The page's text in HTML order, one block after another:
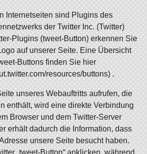
Internetseiten sind Plugins des
der Twitter Inc. (Twitter)
Plugins (tweet-Button) erkennen Sie
auf unserer Seite. Eine Übersicht
Buttons finden Sie hier
resources/buttons) .
unseres Webauftritts aufrufen, die
enthält, wird eine direkte Verbindung
Browser und dem Twitter-Server
erhält dadurch die Information, dass
unsere Seite besucht haben.
„tweet-Button“ anklicken, während